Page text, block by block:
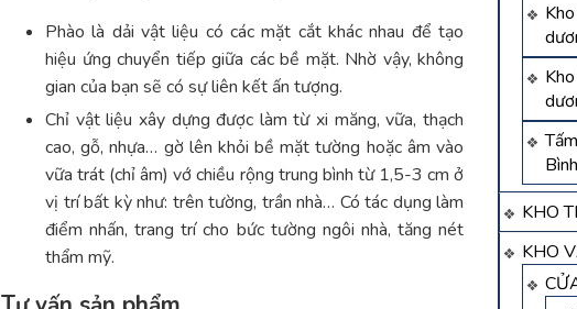
KHO
KHO
Phào là dải vật liệu có các mặt cắt khác nhau để tạo
hiệu ứng chuyển tiếp giữa các bề mặt. Nhờ vậy, không
gian của bạn sẽ có sự liên kết ấn tượng.
Chỉ vật liệu xây dựng được làm từ xi măng, vữa, thạch
cao, gỗ, nhựa… gờ lên khỏi bề mặt tường hoặc âm vào
vữa trát (chỉ âm) vớ chiều rộng trung bình từ 1,5-3 cm ở
vị trí bất kỳ như: trên tường, trần nhà… Có tác dụng làm
điểm nhấn, trang trí cho bức tường ngôi nhà, tăng nét
thẩm mỹ.